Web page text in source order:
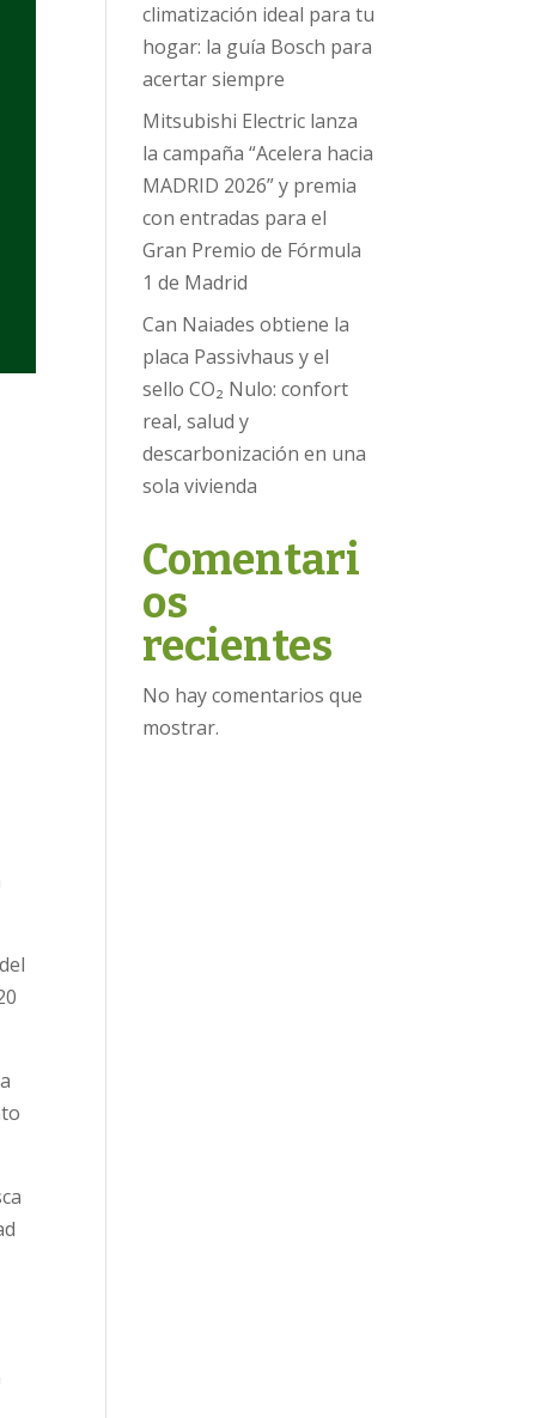
climatización ideal para tu
hogar: la guía Bosch para
acertar siempre
Mitsubishi Electric lanza
la campaña “Acelera hacia
MADRID 2026” y premia
con entradas para el
Gran Premio de Fórmula
1 de Madrid
Can Naiades obtiene la
placa Passivhaus y el
sello CO₂ Nulo: confort
real, salud y
descarbonización en una
sola vivienda
Comentari
os
recientes
No hay comentarios que
mostrar.